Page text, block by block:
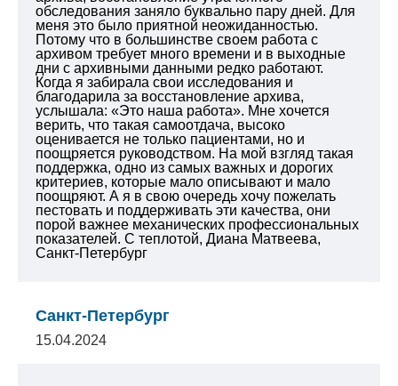
обследования заняло буквально пару дней. Для
меня это было приятной неожиданностью.
Потому что в большинстве своем работа с
архивом требует много времени и в выходные
дни с архивными данными редко работают.
Когда я забирала свои исследования и
благодарила за восстановление архива,
услышала: «Это наша работа». Мне хочется
верить, что такая самоотдача, высоко
оценивается не только пациентами, но и
поощряется руководством. На мой взгляд такая
поддержка, одно из самых важных и дорогих
критериев, которые мало описывают и мало
поощряют. А я в свою очередь хочу пожелать
пестовать и поддерживать эти качества, они
порой важнее механических профессиональных
показателей. С теплотой, Диана Матвеева,
Санкт-Петербург
Санкт-Петербург
15.04.2024